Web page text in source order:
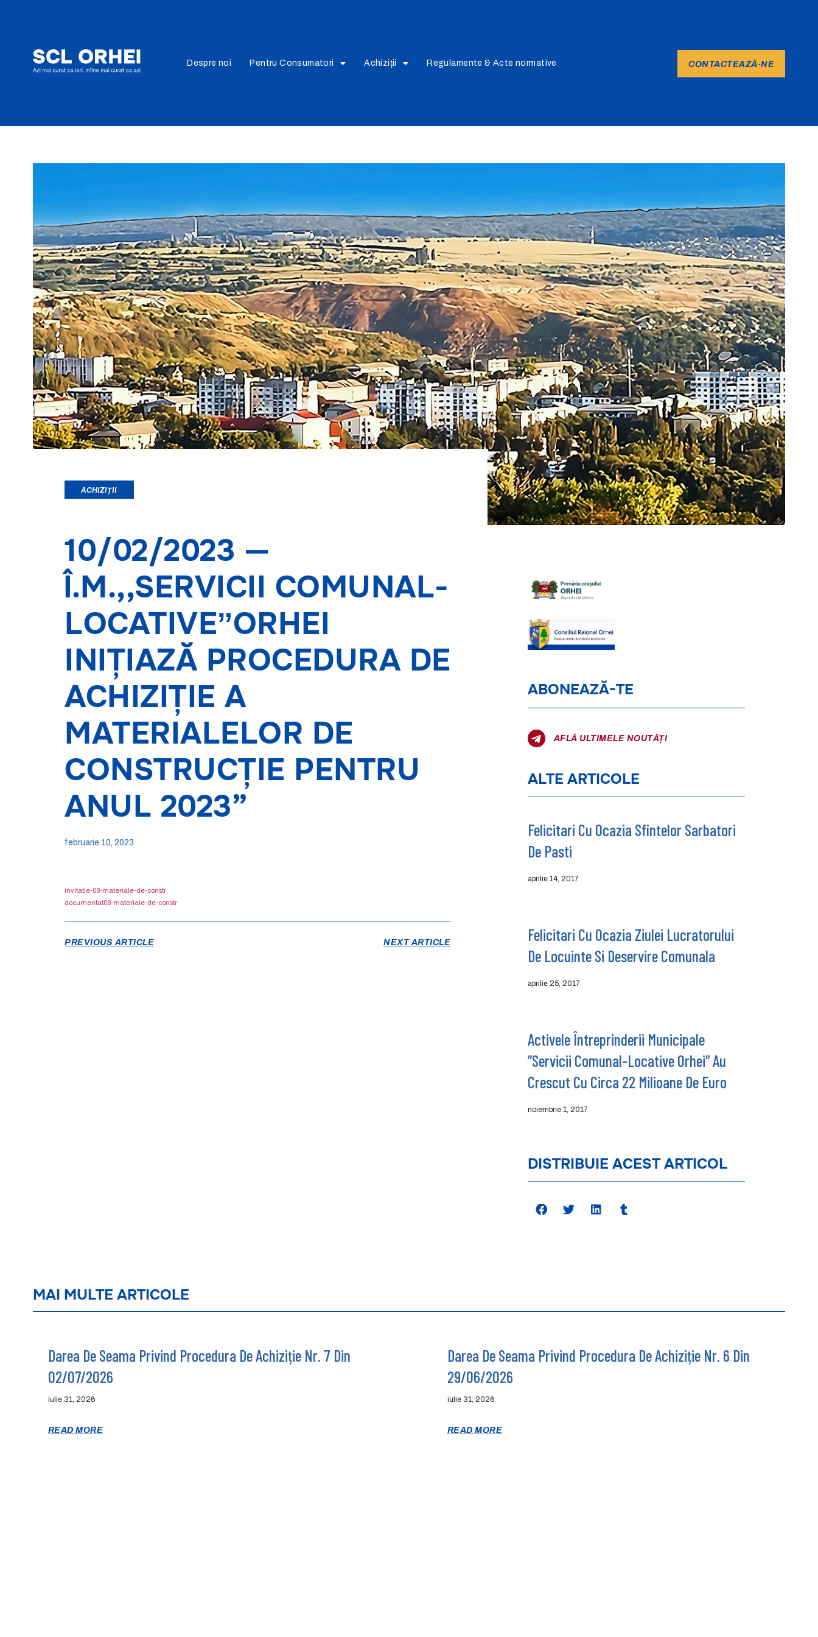
Despre noi Pentru Consumatori Achiziții Regulamente & Acte normative CONTACTEAZĂ-NE
ACHIZIȚII
10/02/2023 —
Î.M.,,SERVICII COMUNAL-
LOCATIVEˮORHEI
INIȚIAZĂ PROCEDURA DE
ACHIZIȚIE A
MATERIALELOR DE
CONSTRUCȚIE PENTRU
ANUL 2023”
februarie 10, 2023
invitatie-08-materiale-de-constr
documentat08-materiale-de-constr
PREVIOUS ARTICLE NEXT ARTICLE
ABONEAZĂ-TE
AFLĂ ULTIMELE NOUTĂȚI
ALTE ARTICOLE
Felicitari Cu Ocazia Sfintelor Sarbatori
De Pasti
aprilie 14, 2017
Felicitari Cu Ocazia Ziulei Lucratorului
De Locuinte Si Deservire Comunala
aprilie 25, 2017
Activele Întreprinderii Municipale
”Servicii Comunal-Locative Orhei” Au
Crescut Cu Circa 22 Milioane De Euro
noiembrie 1, 2017
DISTRIBUIE ACEST ARTICOL
MAI MULTE ARTICOLE
Darea De Seama Privind Procedura De Achiziție Nr. 7 Din
02/07/2026
iulie 31, 2026
READ MORE
Darea De Seama Privind Procedura De Achiziție Nr. 6 Din
29/06/2026
iulie 31, 2026
READ MORE